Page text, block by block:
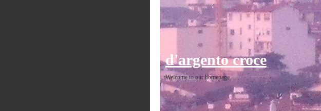
d'argento croce
Welcome to our homepage